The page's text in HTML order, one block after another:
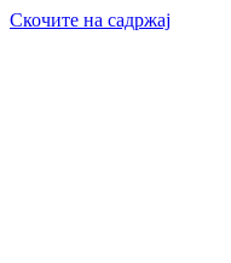
Скочите на садржај